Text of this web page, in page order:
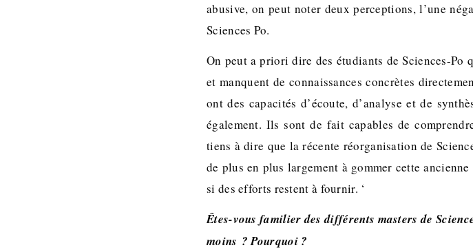
abusive, on peut noter deux perceptions, l’une
Sciences Po.
On peut a priori dire des étudiants de Sciences-Po
et manquent de connaissances concrètes
ont des capacités d’écoute, d’analyse et de
également. Ils sont de fait capables de
tiens à dire que la récente réorganisation de
de plus en plus largement à gommer cette
si des efforts restent à fournir. ‘
Êtes-vous familier des différents masters de
moins ? Pourquoi ?